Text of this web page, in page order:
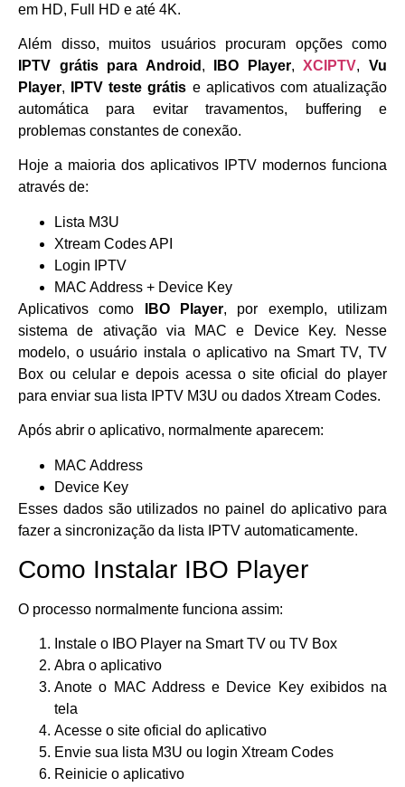
em HD, Full HD e até 4K.
Além disso, muitos usuários procuram opções como
IPTV grátis para Android , IBO Player,XCIPTV,Vu
Player, IPTV teste grátis e aplicativos com atualização
automática para evitar travamentos, buffering e
problemas constantes de conexão.
Hoje a maioria dos aplicativos IPTV modernos funciona
através de:
Lista M3U
Xtream Codes API
Login IPTV
MAC Address + Device Key
Aplicativos como
IBO Player, por exemplo, utilizam
sistema de ativação via MAC e Device Key. Nesse
modelo, o usuário instala o aplicativo na Smart TV, TV
Box ou celular e depois acessa o site oficial do player
para enviar sua lista IPTV M3U ou dados Xtream Codes.
Após abrir o aplicativo, normalmente aparecem:
MAC Address
Device Key
Esses dados são utilizados no painel do aplicativo para
fazer a sincronização da lista IPTV automaticamente.
Como Instalar IBO Player
O processo normalmente funciona assim:
Instale o IBO Player na Smart TV ou TV Box
Abra o aplicativo
Anote o MAC Address e Device Key exibidos na
tela
Acesse o site oficial do aplicativo
Envie sua lista M3U ou login Xtream Codes
Reinicie o aplicativo